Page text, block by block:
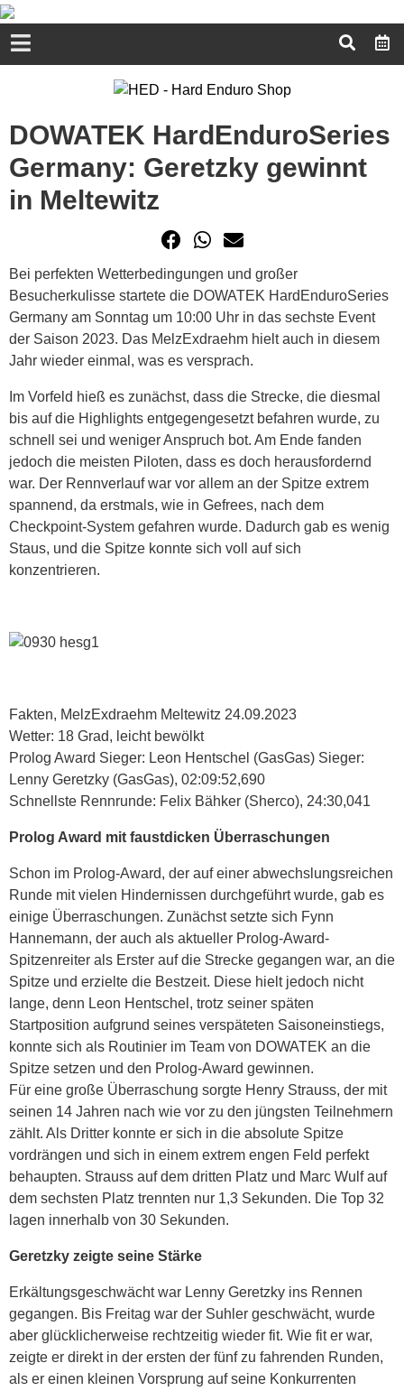
DOWATEK HardEnduroSeries
Germany: Geretzky gewinnt
in Meltewitz
Bei perfekten Wetterbedingungen und großer
Besucherkulisse startete die DOWATEK HardEnduroSeries
Germany am Sonntag um 10:00 Uhr in das sechste Event
der Saison 2023. Das MelzExdraehm hielt auch in diesem
Jahr wieder einmal, was es versprach.
Im Vorfeld hieß es zunächst, dass die Strecke, die diesmal
bis auf die Highlights entgegengesetzt befahren wurde, zu
schnell sei und weniger Anspruch bot. Am Ende fanden
jedoch die meisten Piloten, dass es doch herausfordernd
war. Der Rennverlauf war vor allem an der Spitze extrem
spannend, da erstmals, wie in Gefrees, nach dem
Checkpoint-System gefahren wurde. Dadurch gab es wenig
Staus, und die Spitze konnte sich voll auf sich
konzentrieren.
Fakten, MelzExdraehm Meltewitz 24.09.2023
Wetter: 18 Grad, leicht bewölkt
Prolog Award Sieger: Leon Hentschel (GasGas) Sieger:
Lenny Geretzky (GasGas), 02:09:52,690
Schnellste Rennrunde: Felix Bähker (Sherco), 24:30,041
Prolog Award mit faustdicken Überraschungen
Schon im Prolog-Award, der auf einer abwechslungsreichen
Runde mit vielen Hindernissen durchgeführt wurde, gab es
einige Überraschungen. Zunächst setzte sich Fynn
Hannemann, der auch als aktueller Prolog-Award-
Spitzenreiter als Erster auf die Strecke gegangen war, an die
Spitze und erzielte die Bestzeit. Diese hielt jedoch nicht
lange, denn Leon Hentschel, trotz seiner späten
Startposition aufgrund seines verspäteten Saisoneinstiegs,
konnte sich als Routinier im Team von DOWATEK an die
Spitze setzen und den Prolog-Award gewinnen.
Für eine große Überraschung sorgte Henry Strauss, der mit
seinen 14 Jahren nach wie vor zu den jüngsten Teilnehmern
zählt. Als Dritter konnte er sich in die absolute Spitze
vordrängen und sich in einem extrem engen Feld perfekt
behaupten. Strauss auf dem dritten Platz und Marc Wulf auf
dem sechsten Platz trennten nur 1,3 Sekunden. Die Top 32
lagen innerhalb von 30 Sekunden.
Geretzky zeigte seine Stärke
Erkältungsgeschwächt war Lenny Geretzky ins Rennen
gegangen. Bis Freitag war der Suhler geschwächt, wurde
aber glücklicherweise rechtzeitig wieder fit. Wie fit er war,
zeigte er direkt in der ersten der fünf zu fahrenden Runden,
als er einen kleinen Vorsprung auf seine Konkurrenten